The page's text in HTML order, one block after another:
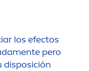
los efectos
mente pero
disposición